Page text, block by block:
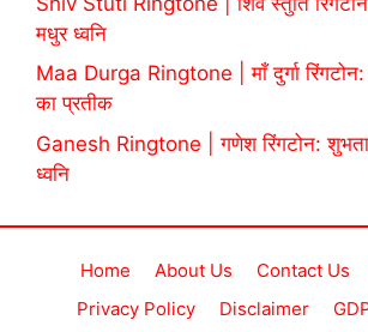
मधुर ध्वनि
Maa Durga Ringtone | माँ दुर्गा
का प्रतीक
Ganesh Ringtone | गणेश रिंगटोन:
ध्वनि
Home About Us Contact Us
Privacy Policy
Disclaimer